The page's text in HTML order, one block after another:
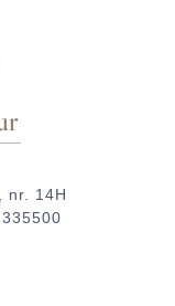
nr. 14H